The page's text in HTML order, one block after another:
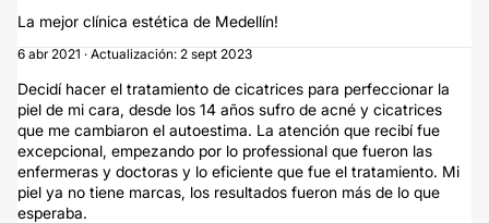
La mejor clínica estética de Medellín!
6 abr 2021 · Actualización: 2 sept 2023
Decidí hacer el tratamiento de cicatrices para perfeccionar la
piel de mi cara, desde los 14 años sufro de acné y cicatrices
que me cambiaron el autoestima. La atención que recibí fue
excepcional, empezando por lo professional que fueron las
enfermeras y doctoras y lo eficiente que fue el tratamiento. Mi
piel ya no tiene marcas, los resultados fueron más de lo que
esperaba.